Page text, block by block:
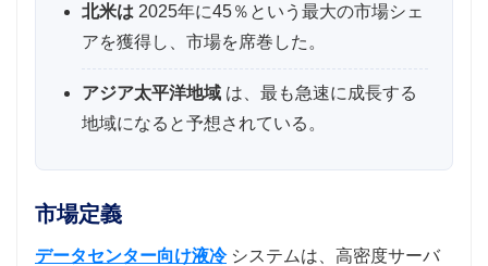
北米は 2025年に45％という最大の市場シェ
アを獲得し、市場を席巻した。
アジア太平洋地域 は、最も急速に成長する
地域になると予想されている。
市場定義
データセンター向け液冷システムは、高密度サーバ